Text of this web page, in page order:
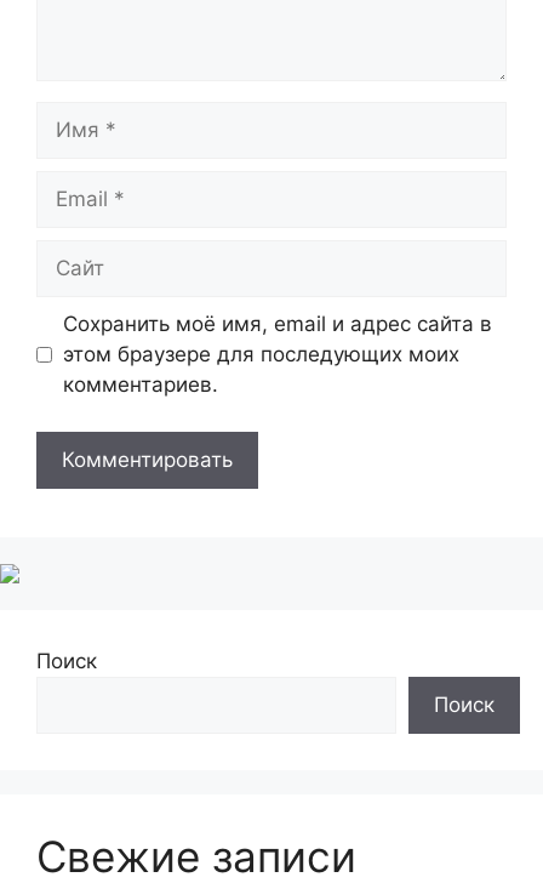
Имя
Email
Сайт
Сохранить моё имя, email и адрес сайта в
этом браузере для последующих моих
комментариев.
Поиск
Поиск
Свежие записи